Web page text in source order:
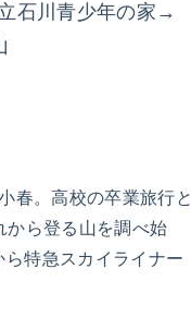
石川青少年の家→
春。高校の卒業旅行と
から登る山を調べ始
特急スカイライナー